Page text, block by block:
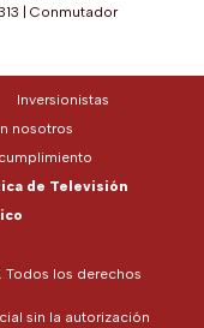
Conmutador
Todos los derechos
sin la autorización
Inversionistas
nosotros
de Televisión